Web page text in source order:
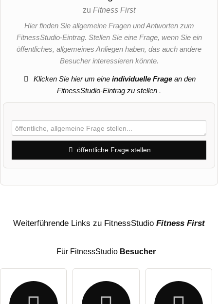
zu Fitness First
Hier finden Sie allgemeine Fragen und Antworten zum
FitnessStudio-Eintrag. Stellen Sie eine Frage, wenn Sie ein
öffentliches, allgemeines Anliegen haben, das auch andere
Besucher interessieren könnte.
Klicken Sie hier um eineindividuelle Frage an den
FitnessStudio-Eintrag zu stellen .
öffentliche Frage stellen
E-Mail-Adresse (wird nicht veröffentlicht)
Weiterführende Links zu FitnessStudio Fitness First
Für FitnessStudio Besucher